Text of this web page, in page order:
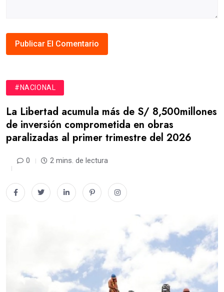
#NACIONAL
La Libertad acumula más de S/ 8,500millones
de inversión comprometida en obras
paralizadas al primer trimestre del 2026
0 2 mins. de lectura